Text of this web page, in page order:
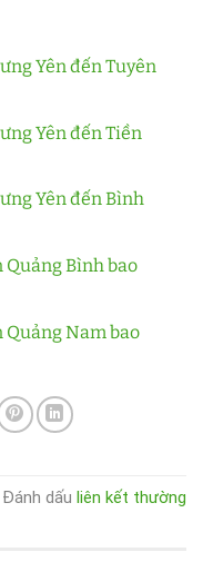
Yên đến Tuyên
Yên đến Tiền
Yên đến Bình
Bình bao
Nam bao
Đánh dấu liên kết thường